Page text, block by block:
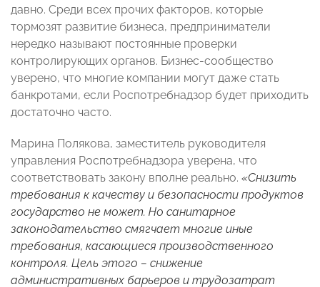
давно. Среди всех прочих факторов, которые
тормозят развитие бизнеса, предприниматели
нередко называют постоянные проверки
контролирующих органов. Бизнес-сообщество
уверено, что многие компании могут даже стать
банкротами, если Роспотребнадзор будет приходить
достаточно часто.
Марина Полякова, заместитель руководителя
управления Роспотребнадзора уверена, что
соответствовать закону вполне реально. «Снизить
требования к качеству и безопасности продуктов
государство не может. Но санитарное
законодательство смягчает многие иные
требования, касающиеся производственного
контроля. Цель этого – снижение
административных барьеров и трудозатрат